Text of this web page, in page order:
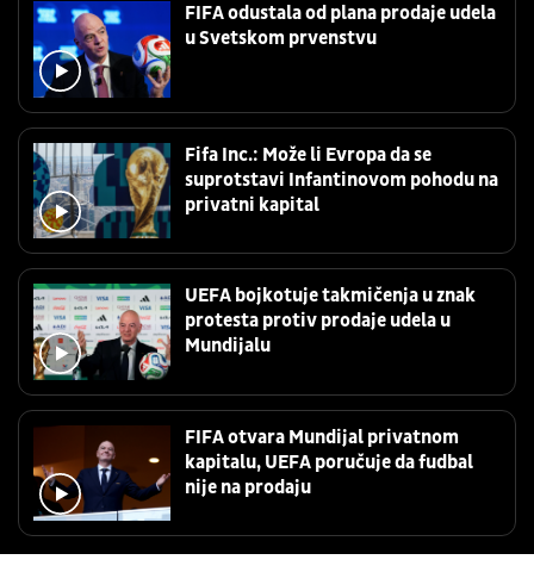
FIFA odustala od plana prodaje udela
u Svetskom prvenstvu
Fifa Inc.: Može li Evropa da se
suprotstavi Infantinovom pohodu na
privatni kapital
UEFA bojkotuje takmičenja u znak
protesta protiv prodaje udela u
Mundijalu
FIFA otvara Mundijal privatnom
kapitalu, UEFA poručuje da fudbal
nije na prodaju